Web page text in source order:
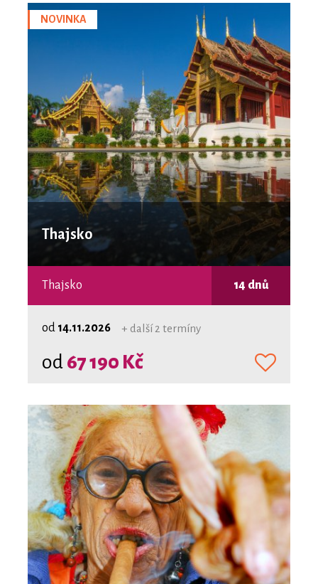
NOVINKA
Thajsko
Thajsko 14 dnů
od 14.11.2026 + další 2 termíny
od 67 190 Kč